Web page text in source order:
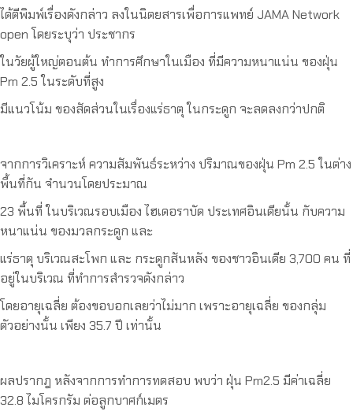
ได้ตีพิมพ์เรื่องดังกล่าว ลงในนิตยสารเพื่อการแพทย์ JAMA Network
open โดยระบุว่า ประชากร
ในวัยผู้ใหญ่ตอนต้น ทำการศึกษาในเมือง ที่มีความหนาแน่น ของฝุ่น
Pm 2.5 ในระดับที่สูง
มีแนวโน้ม ของสัดส่วนในเรื่องแร่ธาตุ ในกระดูก จะลดลงกว่าปกติ
จากการวิเคราะห์ ความสัมพันธ์ระหว่าง ปริมาณของฝุ่น Pm 2.5 ในต่าง
พื้นที่กัน จำนวนโดยประมาณ
23 พื้นที่ ในบริเวณรอบเมือง ไฮเดอราบัด ประเทศอินเดียนั้น กับความ
หนาแน่น ของมวลกระดูก และ
แร่ธาตุ บริเวณสะโพก และ กระดูกสันหลัง ของชาวอินเดีย 3,700 คน ที่
อยู่ในบริเวณ ที่ทำการสำรวจดังกล่าว
โดยอายุเฉลี่ย ต้องขอบอกเลยว่าไม่มาก เพราะอายุเฉลี่ย ของกลุ่ม
ตัวอย่างนั้น เพียง 35.7 ปี เท่านั้น
ผลปรากฎ หลังจากการทำการทดสอบ พบว่า ฝุ่น Pm2.5 มีค่าเฉลี่ย
32.8 ไมโครกรัม ต่อลูกบาศก์เมตร